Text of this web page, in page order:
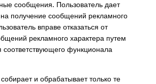
сообщения. Пользователь дает
получение сообщений рекламного
вправе отказаться от
рекламного характера путем
соответствующего функционала
и обрабатывает только те